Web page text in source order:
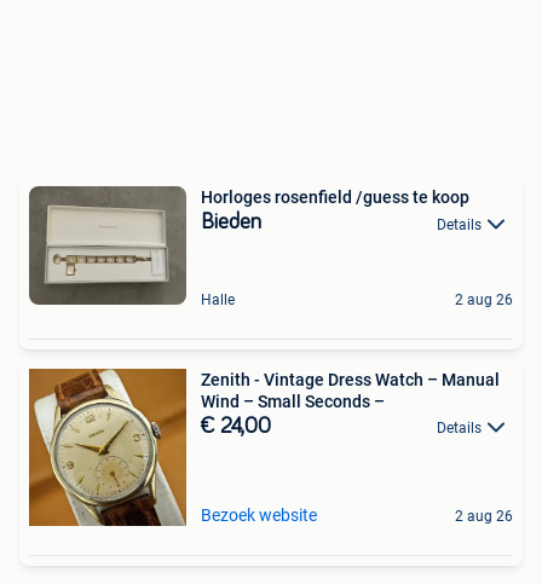
Horloges rosenfield /guess te koop
Bieden Details
Halle 2 aug 26
Zenith - Vintage Dress Watch – Manual
Wind – Small Seconds –
€ 24,00 Details
Bezoek website 2 aug 26